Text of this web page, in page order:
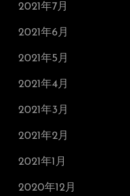
2021年7月
2021年6月
2021年5月
2021年4月
2021年3月
2021年2月
2021年1月
2020年12月